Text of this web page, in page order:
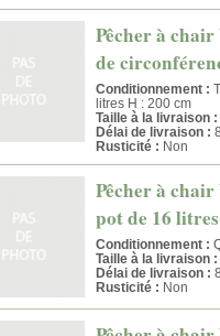
Pêcher à
de
Conditionnement :
litres H : 200 cm
Taille à la livraison :
Délai de livraison :
Rusticité : Non
Pêcher à
pot de 16
Conditionnement :
Taille à la livraison :
Délai de livraison :
Rusticité : Non